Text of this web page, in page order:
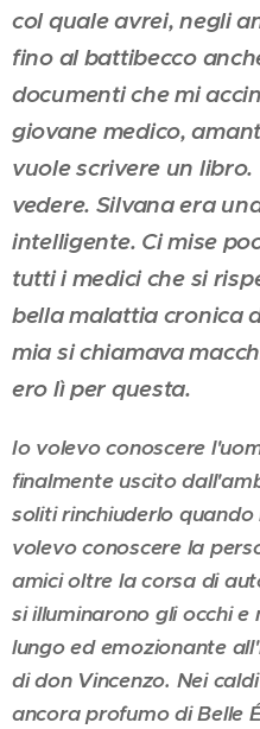
col quale avrei, negli
fino al battibecco
documenti che mi
giovane medico,
vuole scrivere un
vedere. Silvana era
intelligente. Ci mise
tutti i medici che si
bella malattia cronica
mia si chiamava
ero lì per questa.
Io volevo conoscere
finalmente uscito
soliti rinchiuderlo
volevo conoscere la
amici oltre la corsa di
si illuminarono gli occhi e
lungo ed emozionante
di don Vincenzo. Nei
ancora profumo di Belle